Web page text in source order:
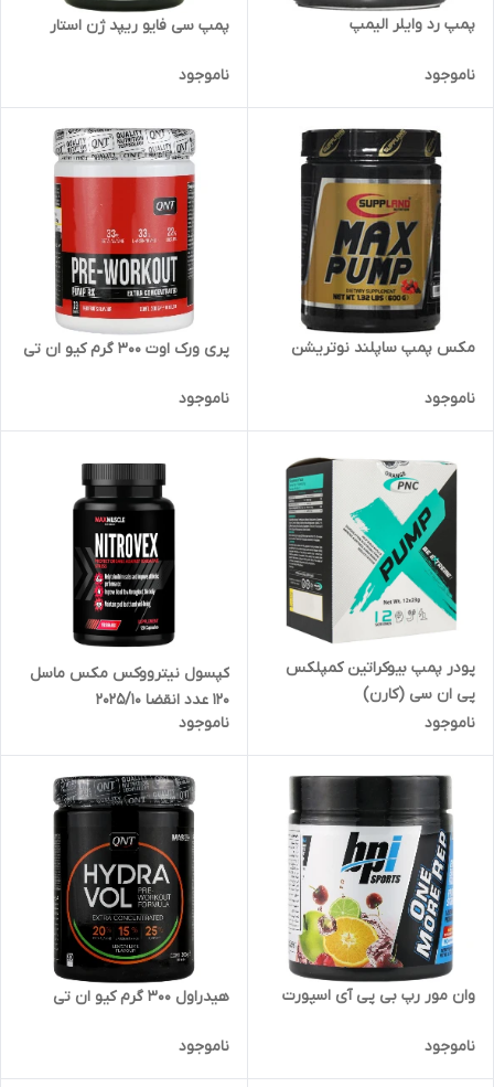
پمپ رد وایلر الیمپ
ناموجود
پمپ سی فایو ریپد ژن استار
ناموجود
مکس پمپ ساپلند نوتریشن
ناموجود
پری ورک اوت 300 گرم کیو ان تی
ناموجود
پودر پمپ بیوکراتین کمپلکس
پی ان سی (کارن)
ناموجود
کپسول نیترووکس مکس ماسل
120 عدد انقضا 2025/10
ناموجود
وان مور رپ بی پی آی اسپورت
ناموجود
هیدراول 300 گرم کیو ان تی
ناموجود